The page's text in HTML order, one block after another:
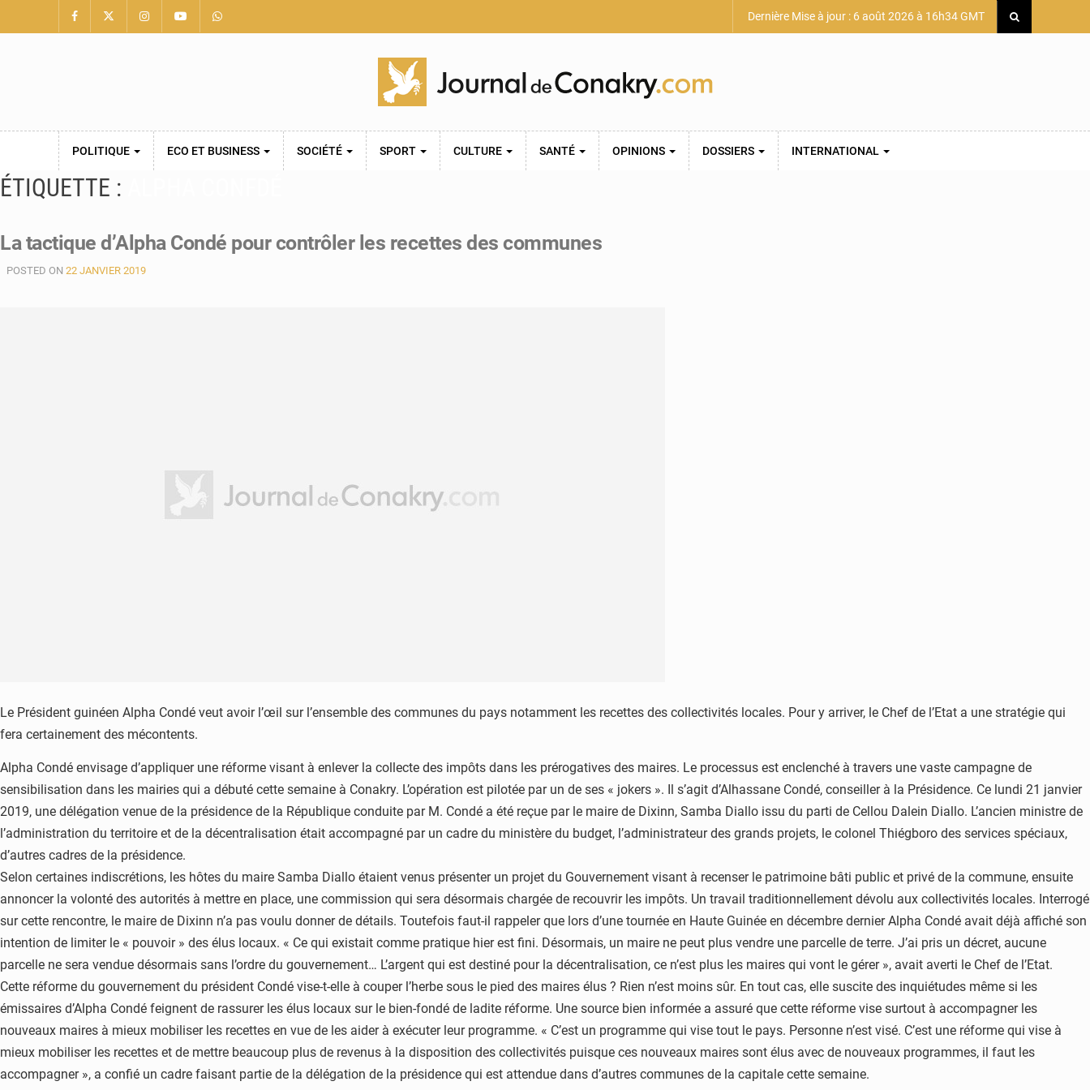
Dernière Mise à jour : 6 août 2026 à 16h34 GMT
POLITIQUE ECO ET BUSINESS SOCIÉTÉ SPORT CULTURE SANTÉ OPINIONS DOSSIERS INTERNATIONAL
ÉTIQUETTE :
La tactique d’Alpha Condé pour contrôler les recettes des communes
POSTED ON 22 JANVIER 2019
Le Président guinéen Alpha Condé veut avoir l’œil sur l’ensemble des communes du pays notamment les recettes des collectivités locales. Pour y arriver, le Chef de l’Etat a une stratégie qui
fera certainement des mécontents.
Alpha Condé envisage d’appliquer une réforme visant à enlever la collecte des impôts dans les prérogatives des maires. Le processus est enclenché à travers une vaste campagne de
sensibilisation dans les mairies qui a débuté cette semaine à Conakry. L’opération est pilotée par un de ses « jokers ». Il s’agit d’Alhassane Condé, conseiller à la Présidence. Ce lundi 21 janvier
2019, une délégation venue de la présidence de la République conduite par M. Condé a été reçue par le maire de Dixinn, Samba Diallo issu du parti de Cellou Dalein Diallo. L’ancien ministre de
l’administration du territoire et de la décentralisation était accompagné par un cadre du ministère du budget, l’administrateur des grands projets, le colonel Thiégboro des services spéciaux,
d’autres cadres de la présidence.
Selon certaines indiscrétions, les hôtes du maire Samba Diallo étaient venus présenter un projet du Gouvernement visant à recenser le patrimoine bâti public et privé de la commune, ensuite
annoncer la volonté des autorités à mettre en place, une commission qui sera désormais chargée de recouvrir les impôts. Un travail traditionnellement dévolu aux collectivités locales. Interrogé
sur cette rencontre, le maire de Dixinn n’a pas voulu donner de détails. Toutefois faut-il rappeler que lors d’une tournée en Haute Guinée en décembre dernier Alpha Condé avait déjà affiché son
intention de limiter le « pouvoir » des élus locaux. « Ce qui existait comme pratique hier est fini. Désormais, un maire ne peut plus vendre une parcelle de terre. J’ai pris un décret, aucune
parcelle ne sera vendue désormais sans l’ordre du gouvernement… L’argent qui est destiné pour la décentralisation, ce n’est plus les maires qui vont le gérer », avait averti le Chef de l’Etat.
Cette réforme du gouvernement du président Condé vise-t-elle à couper l’herbe sous le pied des maires élus ? Rien n’est moins sûr. En tout cas, elle suscite des inquiétudes même si les
émissaires d’Alpha Condé feignent de rassurer les élus locaux sur le bien-fondé de ladite réforme. Une source bien informée a assuré que cette réforme vise surtout à accompagner les
nouveaux maires à mieux mobiliser les recettes en vue de les aider à exécuter leur programme. « C’est un programme qui vise tout le pays. Personne n’est visé. C’est une réforme qui vise à
mieux mobiliser les recettes et de mettre beaucoup plus de revenus à la disposition des collectivités puisque ces nouveaux maires sont élus avec de nouveaux programmes, il faut les
accompagner », a confié un cadre faisant partie de la délégation de la présidence qui est attendue dans d’autres communes de la capitale cette semaine.